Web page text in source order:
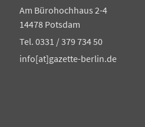
Am Bürohochhaus 2-4
14478 Potsdam
Tel. 0331 / 379 734 50
info[at]gazette-berlin.de